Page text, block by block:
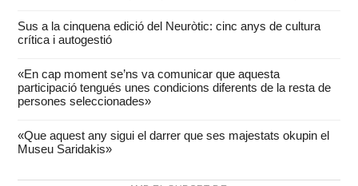
Sus a la cinquena edició del Neuròtic: cinc anys de cultura
crítica i autogestió
«En cap moment se’ns va comunicar que aquesta
participació tengués unes condicions diferents de la resta de
persones seleccionades»
«Que aquest any sigui el darrer que ses majestats okupin el
Museu Saridakis»